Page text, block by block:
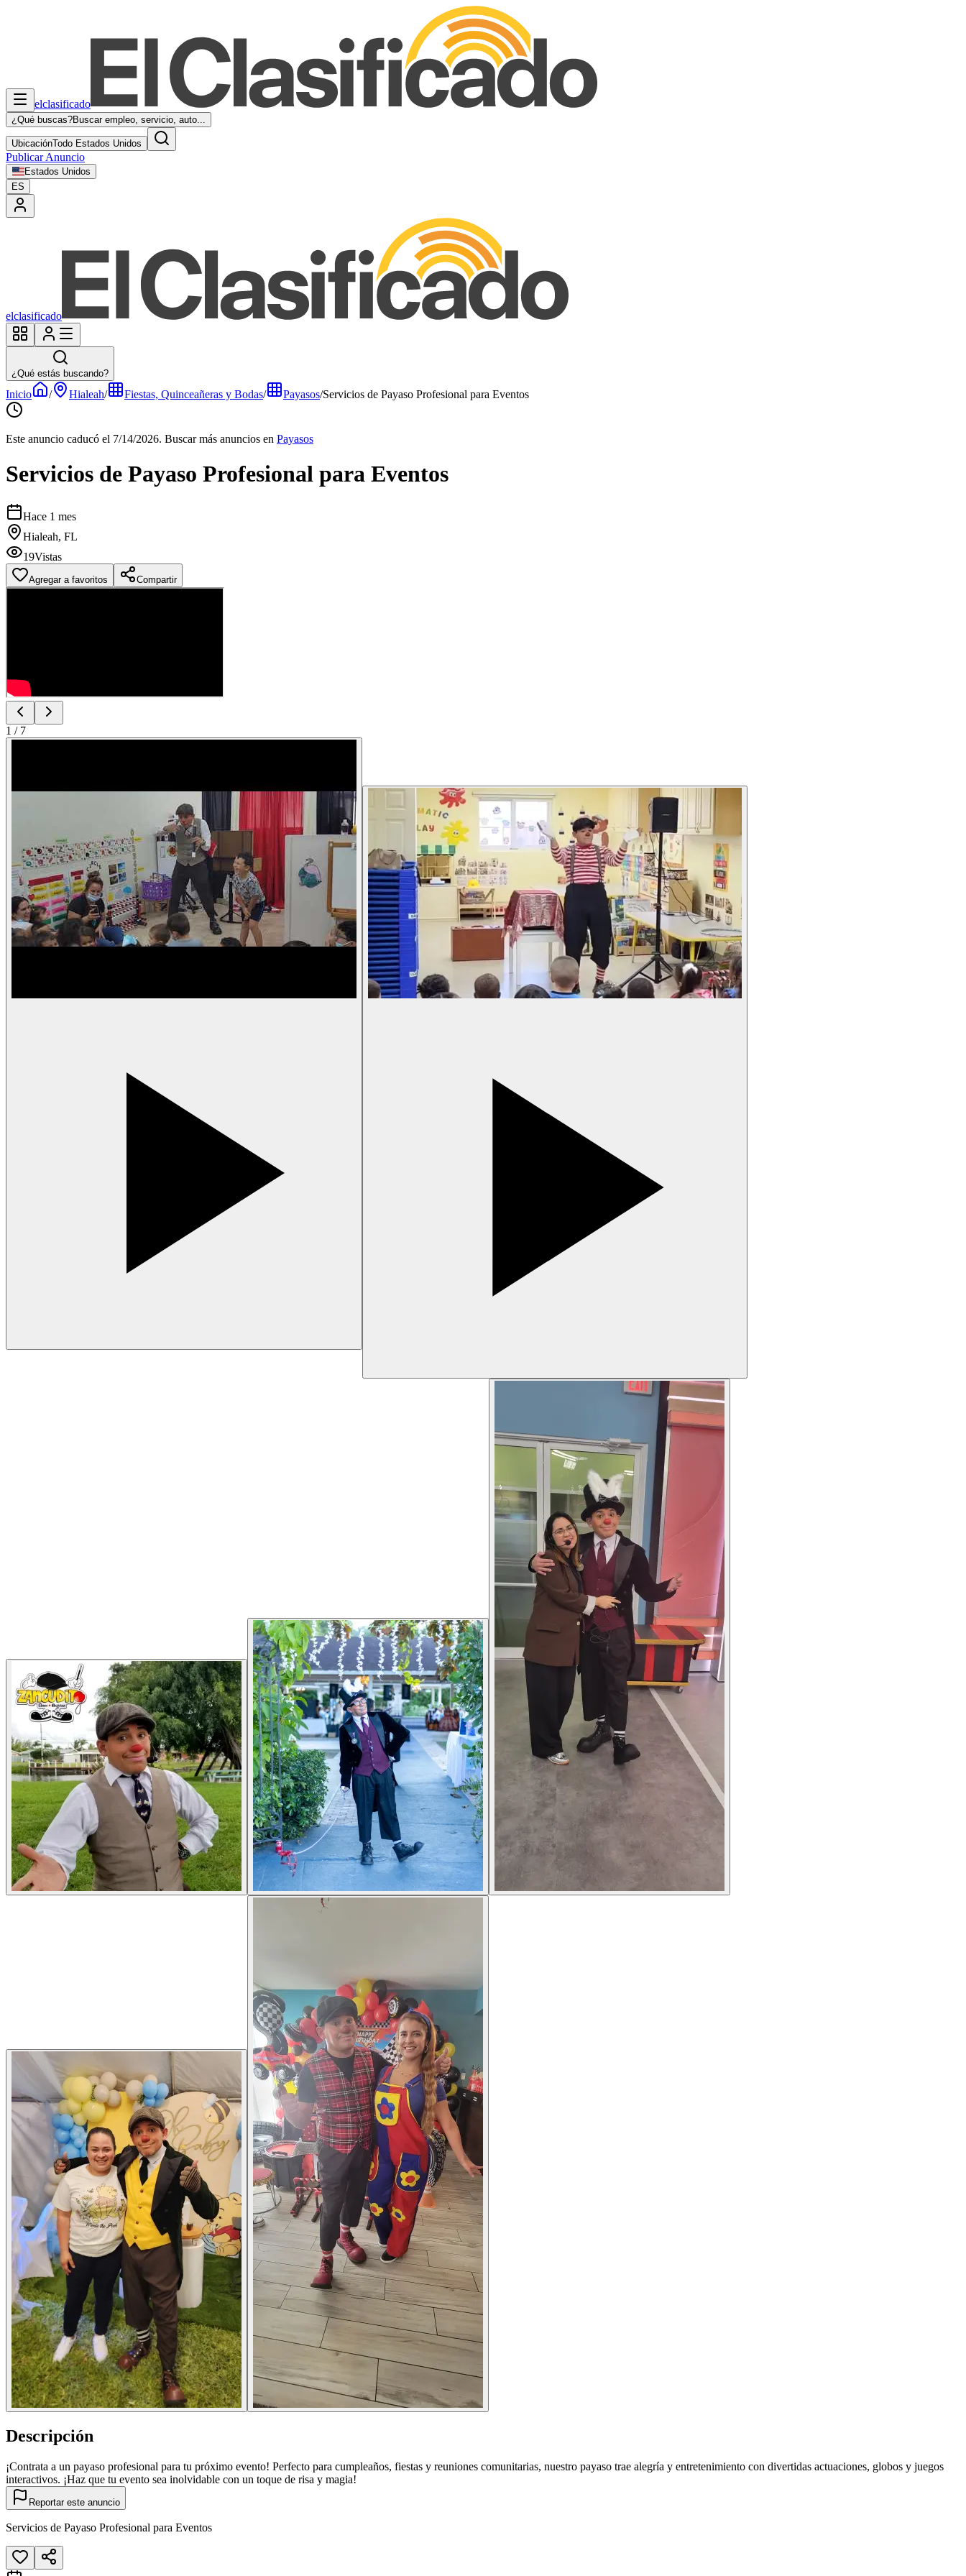
elclasificado
¿Qué buscas?Buscar empleo, servicio, auto...
UbicaciónTodo Estados Unidos
Publicar Anuncio
Estados Unidos
ES
elclasificado
¿Qué estás buscando?
Inicio / Hialeah/ Fiestas, Quinceañeras y Bodas/ Payasos/Servicios de Payaso Profesional para Eventos
Este anuncio caducó el 7/14/2026. Buscar más anuncios en Payasos
Servicios de Payaso Profesional para Eventos
Hace 1 mes
Hialeah, FL
19Vistas
Agregar a favoritos Compartir
1 / 7
Descripción
¡Contrata a un payaso profesional para tu próximo evento! Perfecto para cumpleaños, fiestas y reuniones comunitarias, nuestro payaso trae alegría y entretenimiento con divertidas actuaciones, globos y juegos
interactivos. ¡Haz que tu evento sea inolvidable con un toque de risa y magia!
Reportar este anuncio
Servicios de Payaso Profesional para Eventos